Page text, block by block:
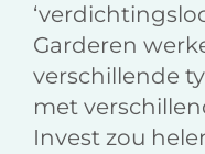
Garderen
verschillende
met
Invest zou